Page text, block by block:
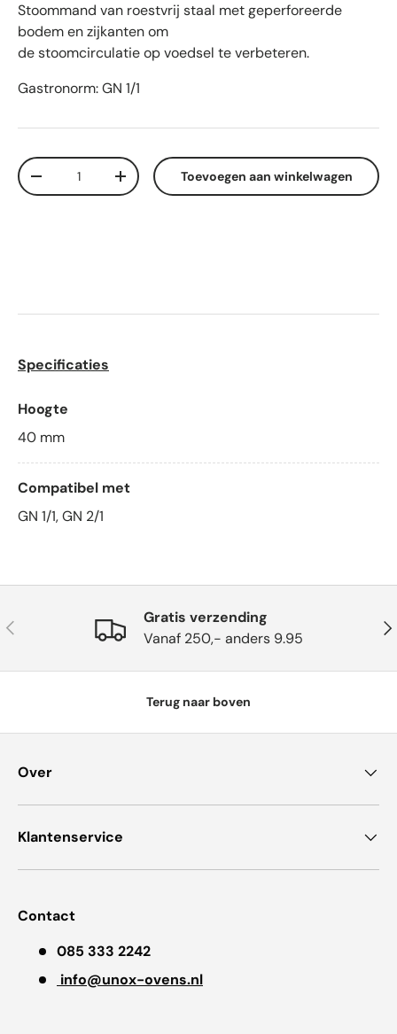
Stoommand van roestvrij staal met geperforeerde
bodem en zijkanten om
de stoomcirculatie op voedsel te verbeteren.
Gastronorm: GN 1/1
Aantal
-
+ Toevoegen aan winkelwagen
Specificaties
Hoogte
40 mm
Compatibel met
GN 1/1, GN 2/1
Vorige
Gratis verzending
Vanaf 250,- anders 9.95
Terug naar boven
Over
Klantenservice
Contact
085 333 2242
info@unox-ovens.nl